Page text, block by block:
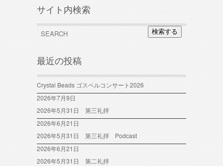
サイト内検索
検索する
最近の投稿
Crystal Beads ゴスペルコンサート2026
2026年7月9日
2026年5月31日 第三礼拝
2026年6月21日
2026年5月31日 第三礼拝 Podcast
2026年6月21日
2026年5月31日 第二礼拝